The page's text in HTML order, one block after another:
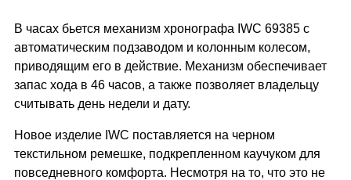
В часах бьется механизм хронографа IWC 69385 с
автоматическим подзаводом и колонным колесом,
приводящим его в действие. Механизм обеспечивает
запас хода в 46 часов, а также позволяет владельцу
считывать день недели и дату.
Новое изделие IWC поставляется на черном
текстильном ремешке, подкрепленном каучуком для
повседневного комфорта. Несмотря на то, что это не